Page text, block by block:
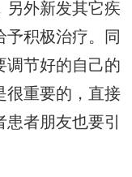
另外新发其它疾
积极治疗。同
调节好的自己的
很重要的，直接
者朋友也要引